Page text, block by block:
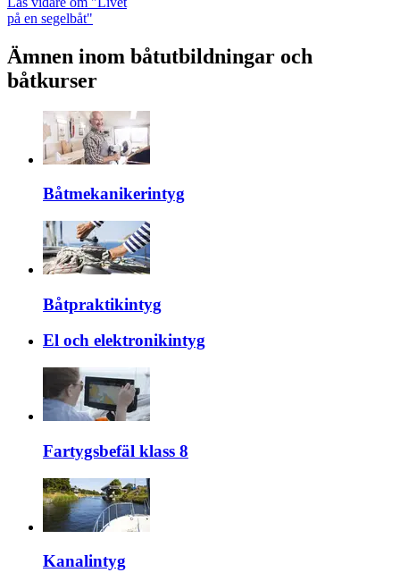
på en segelbåt"
Ämnen inom båtutbildningar och
båtkurser
Båtmekanikerintyg
Båtpraktikintyg
El och elektronikintyg
Fartygsbefäl klass 8
Kanalintyg